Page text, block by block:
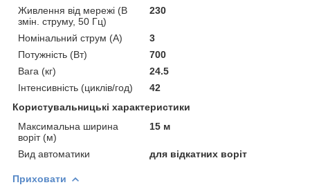
Живлення від мережі (В
змін. струму, 50 Гц)
230
Номінальний струм (А)
3
Потужність (Вт)
700
Вага (кг)
24.5
Інтенсивність (циклів/год)
42
Користувальницькі характеристики
Максимальна ширина
воріт (м)
15 м
Вид автоматики для відкатних воріт
Приховати